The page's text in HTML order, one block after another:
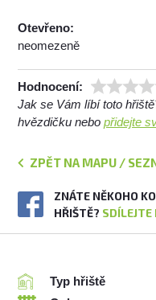
Otevřeno:
neomezeně
Hodnocení:
Jak se Vám líbí toto
hvězdičku nebopřidejte
ZPĚT NA MAPU /
ZNÁTE NĚKOHO
HŘIŠTĚ? SDÍLEJTE
Typ hřiště